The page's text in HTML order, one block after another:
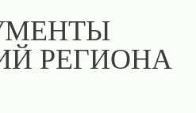
РЕГИОНА